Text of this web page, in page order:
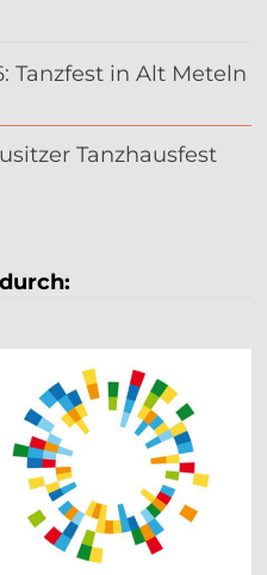
Tanzfest in Alt Meteln
Tanzhausfest